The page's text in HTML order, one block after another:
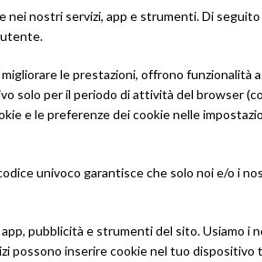
nostri servizi, app e strumenti. Di
utente.
le prestazioni, offrono funzionalità
solo per il periodo di attività del browser
e le preferenze dei cookie nelle
univoco garantisce che solo noi e/o i
pubblicità e strumenti del sito. Usiamo i
possono inserire cookie nel tuo dispositivo